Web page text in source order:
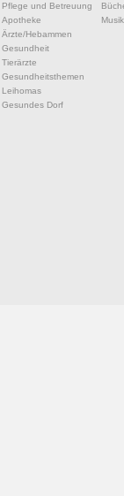
Pflege und Betreuung
Apotheke
Ärzte/Hebammen
Gesundheit
Tierärzte
Gesundheitsthemen
Leihomas
Gesundes Dorf